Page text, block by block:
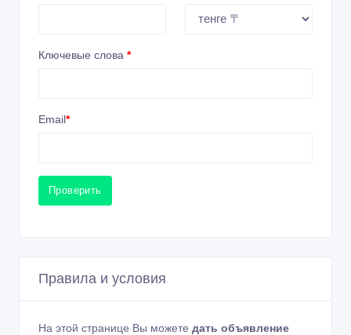
Ключевые слова *
Email*
Проверить
Правила и условия
На этой странице Вы можете дать объявление